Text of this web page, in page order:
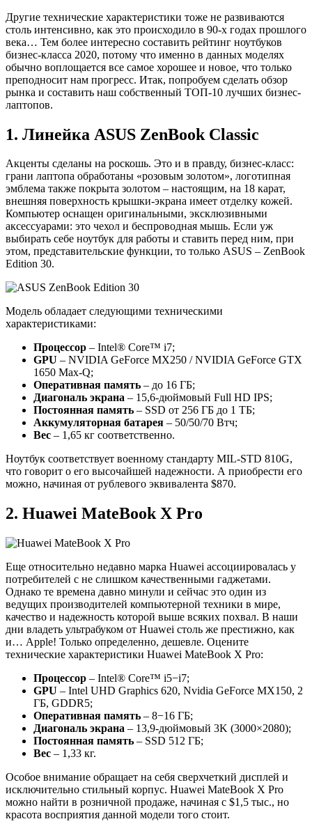
Другие технические характеристики тоже не развиваются
столь интенсивно, как это происходило в 90-х годах прошлого
века… Тем более интересно составить рейтинг ноутбуков
бизнес-класса 2020, потому что именно в данных моделях
обычно воплощается все самое хорошее и новое, что только
преподносит нам прогресс. Итак, попробуем сделать обзор
рынка и составить наш собственный ТОП-10 лучших бизнес-
лаптопов.
1. Линейка ASUS ZenBook Classic
Акценты сделаны на роскошь. Это и в правду, бизнес-класс:
грани лаптопа обработаны «розовым золотом», логотипная
эмблема также покрыта золотом – настоящим, на 18 карат,
внешняя поверхность крышки-экрана имеет отделку кожей.
Компьютер оснащен оригинальными, эксклюзивными
аксессуарами: это чехол и беспроводная мышь. Если уж
выбирать себе ноутбук для работы и ставить перед ним, при
этом, представительские функции, то только ASUS – ZenBook
Edition 30.
Модель обладает следующими техническими
характеристиками:
Процессор – Intel® Core™ i7;
GPU – NVIDIA GeForce MX250 / NVIDIA GeForce GTX
1650 Max-Q;
Оперативная память – до 16 ГБ;
Диагональ экрана – 15,6-дюймовый Full HD IPS;
Постоянная память – SSD от 256 ГБ до 1 ТБ;
Аккумуляторная батарея – 50/50/70 Втч;
Вес – 1,65 кг соответственно.
Ноутбук соответствует военному стандарту MIL-STD 810G,
что говорит о его высочайшей надежности. А приобрести его
можно, начиная от рублевого эквивалента $870.
2. Huawei MateBook X Pro
Еще относительно недавно марка Huawei ассоциировалась у
потребителей с не слишком качественными гаджетами.
Однако те времена давно минули и сейчас это один из
ведущих производителей компьютерной техники в мире,
качество и надежность которой выше всяких похвал. В наши
дни владеть ультрабуком от Huawei столь же престижно, как
и… Apple! Только определенно, дешевле. Оцените
технические характеристики Huawei MateBook X Pro:
Процессор – Intel® Core™ i5−i7;
GPU – Intel UHD Graphics 620, Nvidia GeForce MX150, 2
ГБ, GDDR5;
Оперативная память – 8−16 ГБ;
Диагональ экрана – 13,9-дюймовый 3K (3000×2080);
Постоянная память – SSD 512 ГБ;
Вес – 1,33 кг.
Особое внимание обращает на себя сверхчеткий дисплей и
исключительно стильный корпус. Huawei MateBook X Pro
можно найти в розничной продаже, начиная с $1,5 тыс., но
красота восприятия данной модели того стоит.